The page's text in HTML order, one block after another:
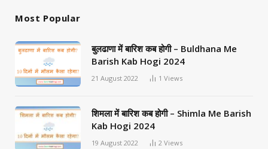
Most Popular
बुलढाणा में बारिश कब होगी – Buldhana Me
Barish Kab Hogi 2024
21 August 2022 1 Views
शिमला में बारिश कब होगी – Shimla Me Barish
Kab Hogi 2024
19 August 2022 2 Views